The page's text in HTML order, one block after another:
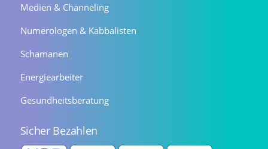
Medien & Channeling
Numerologen & Kabbalisten
Schamanen
Energiearbeiter
Gesundheitsberatung
Sicher Bezahlen